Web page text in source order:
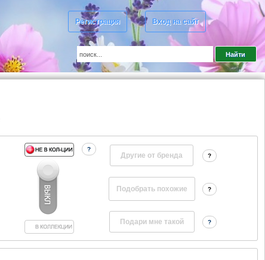
Регистрация Вход на сайт
?
Другие от бренда ?
?
?